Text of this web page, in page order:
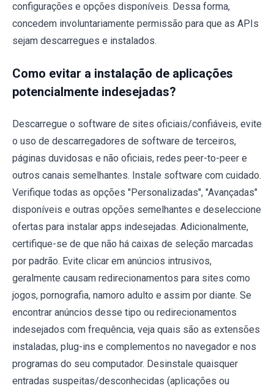
configurações e opções disponíveis. Dessa forma,
concedem involuntariamente permissão para que as APIs
sejam descarregues e instalados.
Como evitar a instalação de aplicações
potencialmente indesejadas?
Descarregue o software de sites oficiais/confiáveis, evite
o uso de descarregadores de software de terceiros,
páginas duvidosas e não oficiais, redes peer-to-peer e
outros canais semelhantes. Instale software com cuidado.
Verifique todas as opções "Personalizadas", "Avançadas"
disponíveis e outras opções semelhantes e deseleccione
ofertas para instalar apps indesejadas. Adicionalmente,
certifique-se de que não há caixas de seleção marcadas
por padrão. Evite clicar em anúncios intrusivos,
geralmente causam redirecionamentos para sites como
jogos, pornografia, namoro adulto e assim por diante. Se
encontrar anúncios desse tipo ou redirecionamentos
indesejados com frequência, veja quais são as extensões
instaladas, plug-ins e complementos no navegador e nos
programas do seu computador. Desinstale quaisquer
entradas suspeitas/desconhecidas (aplicações ou